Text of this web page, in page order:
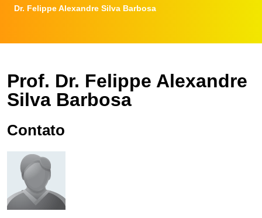
Dr. Felippe Alexandre Silva Barbosa
Prof. Dr. Felippe Alexandre
Silva Barbosa
Contato